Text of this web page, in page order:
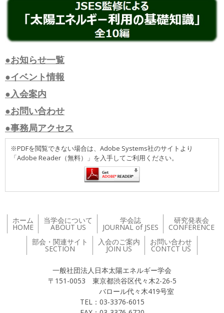
●お知らせ一覧
●イベント情報
●入会案内
●お問い合わせ
●事務局アクセス
※PDFを閲覧できない場合は、Adobe Systems社のサイトより
「Adobe Reader（無料）」を入手してご利用ください。
ホーム
HOME
当学会について
ABOUT US
学会誌
JOURNAL of JSES
研究発表会
CONFERENCE
部会・関連サイト
SECTION
入会のご案内
JOIN US
お問い合わせ
CONTCT US
一般社団法人日本太陽エネルギー学会
〒151-0053 東京都渋谷区代々木2-26-5
バロール代々木419号室
TEL：03-3376-6015